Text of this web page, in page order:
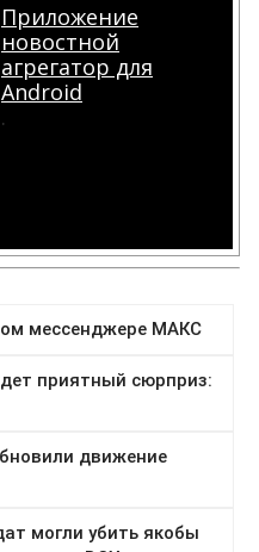
Приложение
новостной
агрегатор для
Android
.